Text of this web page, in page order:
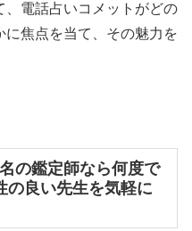
電話占いコメットがどの
に焦点を当て、その魅力を
の鑑定師なら何度で
の良い先生を気軽に